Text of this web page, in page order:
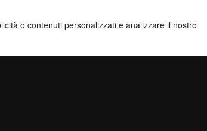
o contenuti personalizzati e analizzare il nostro